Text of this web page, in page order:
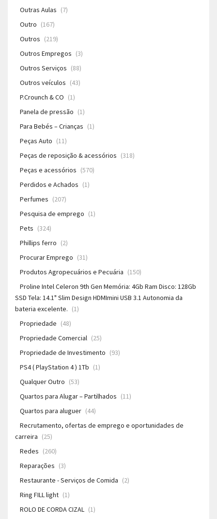
Outras Aulas (7)
Outro (167)
Outros (219)
Outros Empregos (3)
Outros Serviços (88)
Outros veículos (43)
P.Crounch & CO (1)
Panela de pressão (1)
Para Bebés – Crianças (1)
Peças Auto (11)
Peças de reposição & acessórios (318)
Peças e acessórios (570)
Perdidos e Achados (1)
Perfumes (207)
Pesquisa de emprego (1)
Pets (324)
Phillips ferro (2)
Procurar Emprego (31)
Produtos Agropecuários e Pecuária (150)
Proline Intel Celeron 9th Gen Memória: 4Gb Ram Disco: 128Gb
SSD Tela: 14.1" Slim Design HDMImini USB 3.1 Autonomia da
bateria excelente. (1)
Propriedade (48)
Propriedade Comercial (25)
Propriedade de Investimento (93)
PS4 ( PlayStation 4 ) 1Tb (1)
Qualquer Outro (53)
Quartos para Alugar – Partilhados (11)
Quartos para aluguer (44)
Recrutamento, ofertas de emprego e oportunidades de
carreira (25)
Redes (260)
Reparações (3)
Restaurante - Serviços de Comida (2)
Ring FILL light (1)
ROLO DE CORDA CIZAL (1)